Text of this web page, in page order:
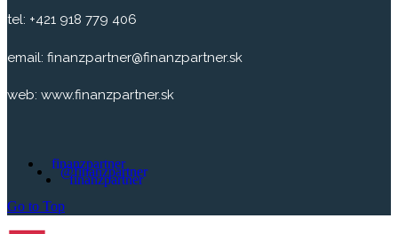
tel: +421 918 779 406
email: finanzpartner@finanzpartner.sk
web: www.finanzpartner.sk
finanzpartner
@finanzpartner
finanzpartner
Go to Top